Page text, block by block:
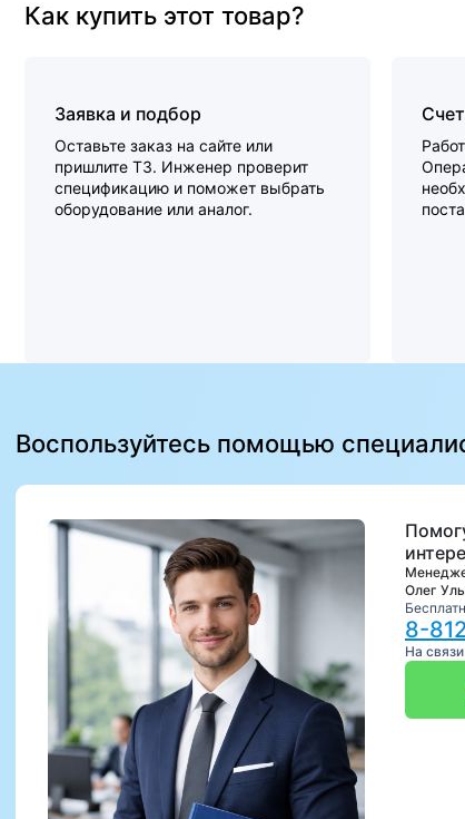
Как купить этот товар?
Заявка и подбор
Оставьте заказ на сайте или
пришлите ТЗ. Инженер проверит
спецификацию и поможет выбрать
оборудование или аналог.
Воспользуйтесь помощью
Олег
8-
На